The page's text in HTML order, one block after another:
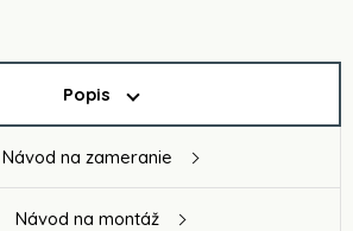
Popis
Návod na zameranie
Návod na montáž